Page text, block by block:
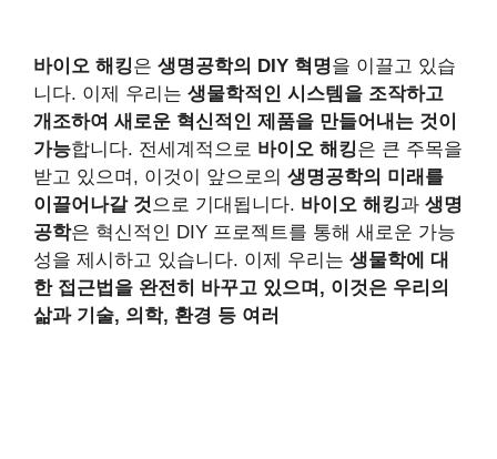
바이오 해킹은 생명공학의 DIY 혁명을 이끌고 있습
니다. 이제 우리는 생물학적인 시스템을 조작하고
개조하여 새로운 혁신적인 제품을 만들어내는 것이
가능합니다. 전세계적으로 바이오 해킹은 큰 주목을
받고 있으며, 이것이 앞으로의 생명공학의 미래를
이끌어나갈 것 으로 기대됩니다. 바이오 해킹과 생명
공학은 혁신적인 DIY 프로젝트를 통해 새로운 가능
성을 제시하고 있습니다. 이제 우리는 생물학에 대
한 접근법을 완전히 바꾸고 있으며, 이것은 우리의
삶과 기술, 의학, 환경 등 여러